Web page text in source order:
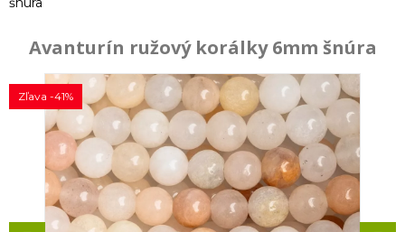
Avanturín ružový korálky 6mm šnúra
Zľava -41%